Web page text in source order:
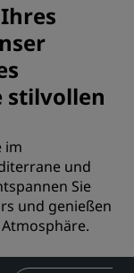
stilvollen
im
und
Sie
und genießen